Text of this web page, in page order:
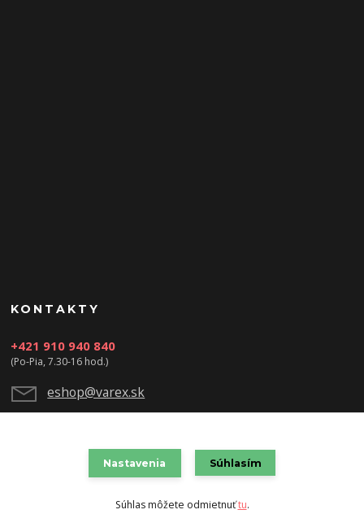
KONTAKTY
+421 910 940 840
(Po-Pia, 7.30-16 hod.)
eshop@varex.sk
Vytvorené na
Eshop-rychlo.sk
Nastavenia Súhlasím
Súhlas môžete odmietnuťtu.